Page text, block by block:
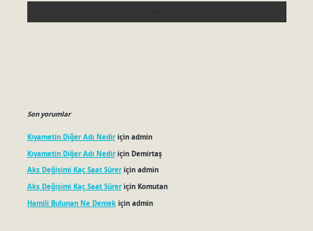
Son yorumlar
Kıyametin Diğer Adı Nediriçin admin
Kıyametin Diğer Adı Nediriçin Demirtaş
Aks Değişimi Kaç Saat Süreriçin admin
Aks Değişimi Kaç Saat Süreriçin Komutan
Hamili Bulunan Ne Demekiçin admin